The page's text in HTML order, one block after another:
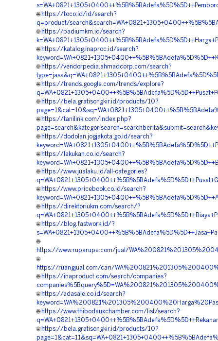
🌐 https://toco.id/id/search?
q=product/
🌐 https://padiumkm.id/search?
🌐 https://katalog.inaproc.id/search?
🌐 https://vendorpedia.ahmadcorp.com/search?
🌐 https://trends.google.com/trends/explore?
🌐 https://bela.gratisongkir.id/products/10?
🌐 https://tanilink.com/index.php?
🌐 https://dodolan.jogjakota.go.id/search?
🌐 https://lakukan.co.id/search?
🌐 https://www.jualaku.id/all-categories?
🌐 https://www.pricebook.co.id/search?
🌐 https://direktoriukm.com/search/?
🌐 https://blog.fastwork.id/?
🌐
https://www.ruparupa.com/jual/
🌐
https://ruangjual.com/cari/
🌐 https://inaproduct.com/search/companies?
🌐 https://adasale.co.id/search?
🌐 https://www.thibodauxchamber.com/list/search?
🌐 https://bela.gratisongkir.id/products/10?